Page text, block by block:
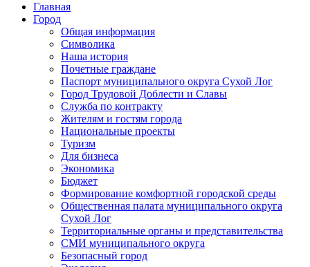
Главная
Город
Общая информация
Символика
Наша история
Почетные граждане
Паспорт муниципального округа Сухой Лог
Город Трудовой Доблести и Славы
Служба по контракту
Жителям и гостям города
Национальные проекты
Туризм
Для бизнеса
Экономика
Бюджет
Формирование комфортной городской среды
Общественная палата муниципального округа
Сухой Лог
Территориальные органы и представительства
СМИ муниципального округа
Безопасный город